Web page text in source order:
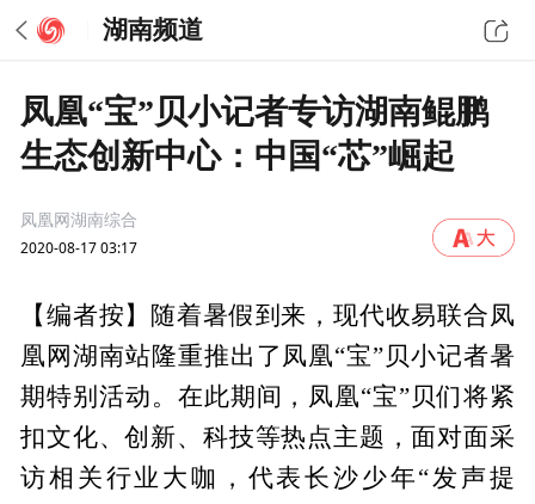
湖南频道
凤凰“宝”贝小记者专访湖南鲲鹏
生态创新中心：中国“芯”崛起
凤凰网湖南综合
2020-08-17 03:17
【编者按】随着暑假到来，现代收易联合凤
凰网湖南站隆重推出了凤凰“宝”贝小记者暑
期特别活动。在此期间，凤凰“宝”贝们将紧
扣文化、创新、科技等热点主题，面对面采
访相关行业大咖，代表长沙少年“发声提